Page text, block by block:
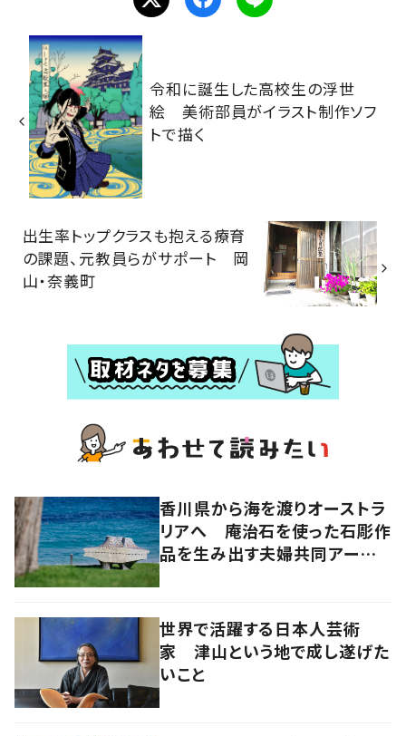
令和に誕生した高校生の浮世
絵 美術部員がイラスト制作ソフ
トで描く
出生率トップクラスも抱える療育
の課題、元教員らがサポート 岡
山・奈義町
香川県から海を渡りオーストラ
リアへ 庵治石を使った石彫作
品を生み出す夫婦共同アーティ
世界で活躍する日本人芸術
家 津山という地で成し遂げた
いこと